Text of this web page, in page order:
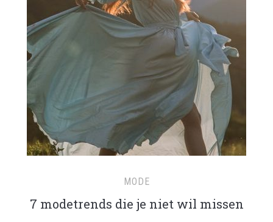
MODE
7 modetrends die je niet wil missen